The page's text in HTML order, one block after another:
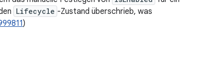
Lifecycle -Zustand überschrieb, was
)